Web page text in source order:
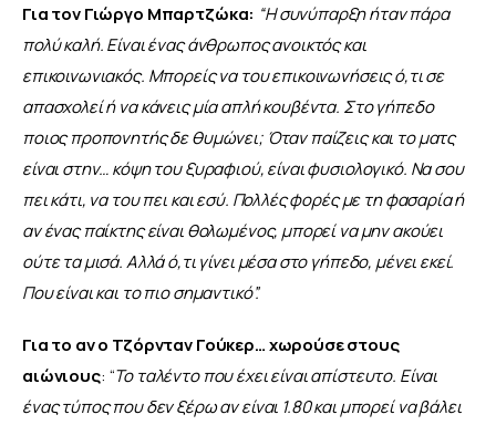
Για τον Γιώργο Μπαρτζώκα: “Η συνύπαρξη ήταν πάρα
πολύ καλή. Είναι ένας άνθρωπος ανοικτός και
επικοινωνιακός. Μπορείς να του επικοινωνήσεις ό,τι σε
απασχολεί ή να κάνεις μία απλή κουβέντα. Στο γήπεδο
ποιος προπονητής δε θυμώνει; Όταν παίζεις και το ματς
είναι στην… κόψη του ξυραφιού, είναι φυσιολογικό. Να σου
πει κάτι, να του πει και εσύ. Πολλές φορές με τη φασαρία ή
αν ένας παίκτης είναι θολωμένος, μπορεί να μην ακούει
ούτε τα μισά. Αλλά ό,τι γίνει μέσα στο γήπεδο, μένει εκεί.
Που είναι και το πιο σημαντικό”.
Για το αν ο Τζόρνταν Γούκερ… χωρούσε στους
αιώνιους: “Το ταλέντο που έχει είναι απίστευτο. Είναι
ένας τύπος που δεν ξέρω αν είναι 1.80 και μπορεί να βάλει